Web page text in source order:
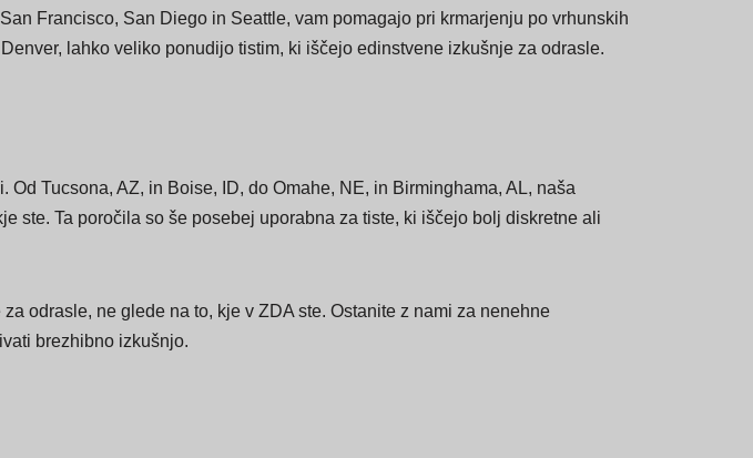
in Las Vegas sta ikonični mesti, znani po razkošnih striptiz klubih,
lahko veliko ponudijo tistim, ki iščejo edinstvene izkušnje za odrasle.
Tucsona, AZ, in Boise, ID, do Omahe, NE, in Birminghama, AL, naša
brezhibno izkušnjo.